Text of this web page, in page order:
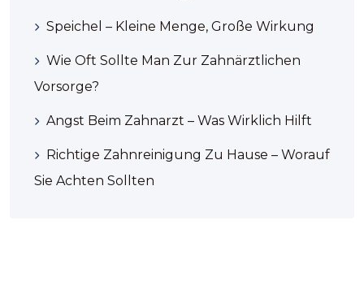
Speichel – Kleine Menge, Große Wirkung
Wie Oft Sollte Man Zur Zahnärztlichen
Vorsorge?
Angst Beim Zahnarzt – Was Wirklich Hilft
Richtige Zahnreinigung Zu Hause – Worauf
Sie Achten Sollten